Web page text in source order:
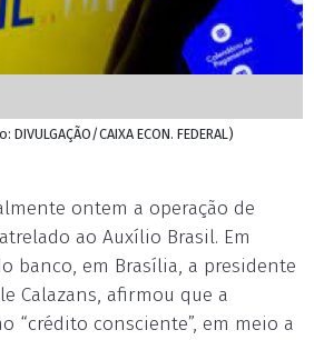
CAIXA ECON. FEDERAL)
ontem a operação de
ao Auxílio Brasil. Em
banco, em Brasília, a presidente
Calazans, afirmou que a
“crédito consciente”, em meio a